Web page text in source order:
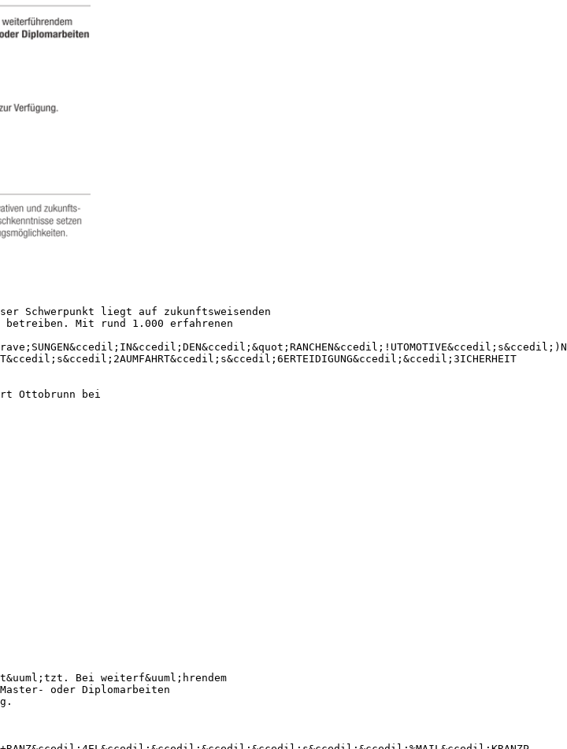
Schwerpunkt liegt auf zukunftsweisenden
betreiben. Mit rund 1.000 erfahrenen
Ottobrunn bei
Bei weiterf&uuml;hrendem
oder Diplomarbeiten